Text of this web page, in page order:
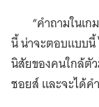
“คำถามในเ
นี้ น่าจะตอบแบบนี้
นิสัยของคนใกล้ตั
ชอยส์ และจะได้ค